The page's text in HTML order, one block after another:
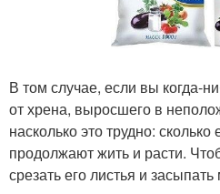
В том случае, если вы когда-
от хрена, выросшего в
насколько это трудно:
продолжают жить и расти.
срезать его листья и